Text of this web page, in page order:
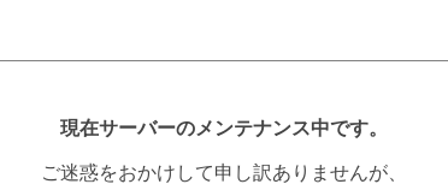
現在サーバーのメンテナンス中です。
ご迷惑をおかけして申し訳ありませんが、